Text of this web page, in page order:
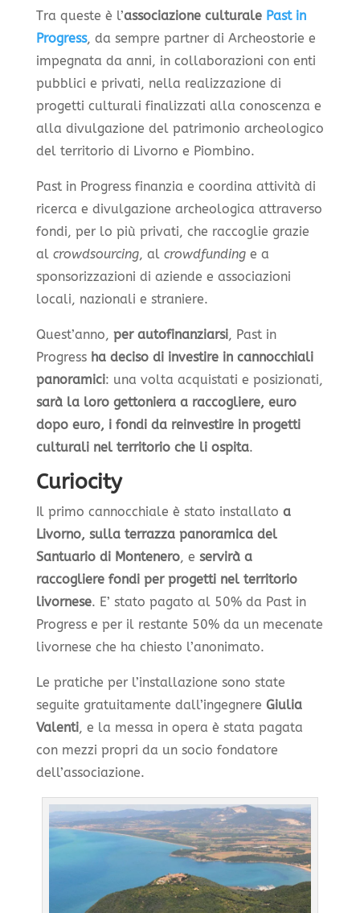
Tra queste è l’associazione culturale Past in
Progress, da sempre partner di Archeostorie e
impegnata da anni, in collaborazioni con enti
pubblici e privati, nella realizzazione di
progetti culturali finalizzati alla conoscenza e
alla divulgazione del patrimonio archeologico
del territorio di Livorno e Piombino.
Past in Progress finanzia e coordina attività di
ricerca e divulgazione archeologica attraverso
fondi, per lo più privati, che raccoglie grazie
al crowdsourcing, al crowdfundinge a
sponsorizzazioni di aziende e associazioni
locali, nazionali e straniere.
Quest’anno, per autofinanziarsi, Past in
Progress ha deciso di investire in cannocchiali
panoramici: una volta acquistati e posizionati,
sarà la loro gettoniera a raccogliere, euro
dopo euro, i fondi da reinvestire in progetti
culturali nel territorio che li ospita.
Curiocity
Il primo cannocchiale è stato installato a
Livorno, sulla terrazza panoramica del
Santuario di Montenero, e servirà a
raccogliere fondi per progetti nel territorio
livornese. E’ stato pagato al 50% da Past in
Progress e per il restante 50% da un mecenate
livornese che ha chiesto l’anonimato.
Le pratiche per l’installazione sono state
seguite gratuitamente dall’ingegnere Giulia
Valenti, e la messa in opera è stata pagata
con mezzi propri da un socio fondatore
dell’associazione.